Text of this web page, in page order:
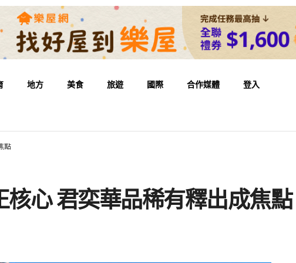
地方 美食 旅遊 國際 合作媒體 登入
點
核心 君奕華品稀有釋出成焦點